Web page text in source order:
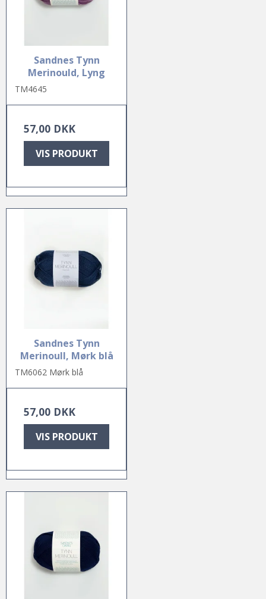
Sandnes Tynn
Merinould, Lyng
TM4645
57,00 DKK
VIS PRODUKT
Sandnes Tynn
Merinoull, Mørk blå
TM6062 Mørk blå
57,00 DKK
VIS PRODUKT